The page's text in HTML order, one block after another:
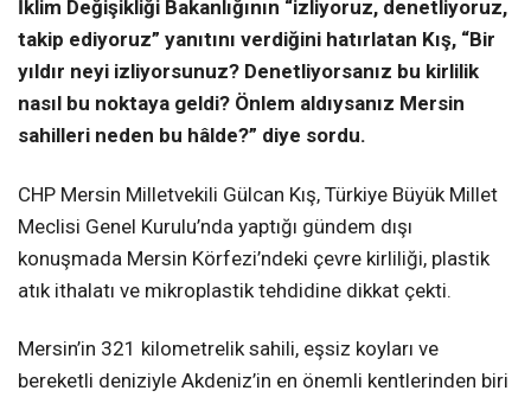
İklim Değişikliği Bakanlığının “izliyoruz, denetliyoruz,
takip ediyoruz” yanıtını verdiğini hatırlatan Kış, “Bir
yıldır neyi izliyorsunuz? Denetliyorsanız bu kirlilik
nasıl bu noktaya geldi? Önlem aldıysanız Mersin
sahilleri neden bu hâlde?” diye sordu.
CHP Mersin Milletvekili Gülcan Kış, Türkiye Büyük Millet
Meclisi Genel Kurulu’nda yaptığı gündem dışı
konuşmada Mersin Körfezi’ndeki çevre kirliliği, plastik
atık ithalatı ve mikroplastik tehdidine dikkat çekti.
Mersin’in 321 kilometrelik sahili, eşsiz koyları ve
bereketli deniziyle Akdeniz’in en önemli kentlerinden biri